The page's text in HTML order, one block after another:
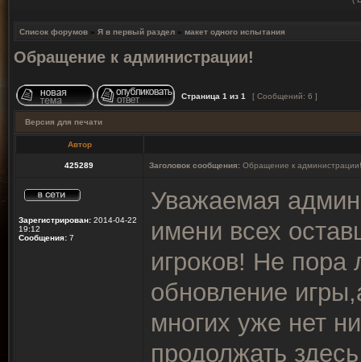
Список форумов » Я в первый раздел » макет одного испытания
Обращение к администрации!
Страница 1 из 1 [ Сообщений: 6 ]
Версия для печати
Автор
425289 Заголовок сообщения: Обращение к администрации!
Зарегистрирован: 2014-04-22
19:12
Сообщения: 7
Уважаемая
имени всех
игроков! Не пора
обновление
многих уже нет
продолжать